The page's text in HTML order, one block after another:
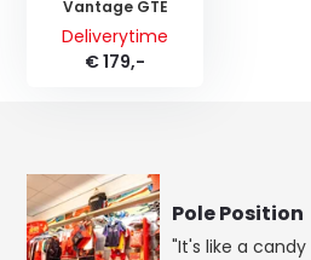
Vantage GTE
Deliverytime
€ 179,-
Pole Position
"It's like a candy